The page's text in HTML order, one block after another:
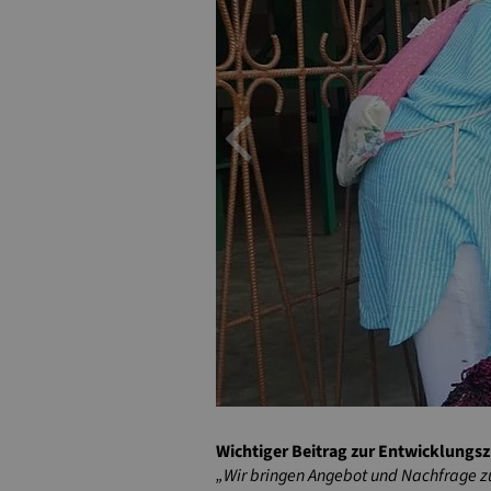
Wichtiger Beitrag zur
„Wir bringen Angebot und Nachfrage